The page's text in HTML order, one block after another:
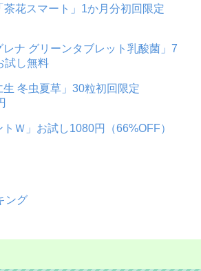
茶花スマート」1か月分初回限定
レナ グリーンタブレット乳酸菌」7
試し無料
生 冬虫夏草」30粒初回限定
Ｗ」お試し1080円（66%OFF）
ング